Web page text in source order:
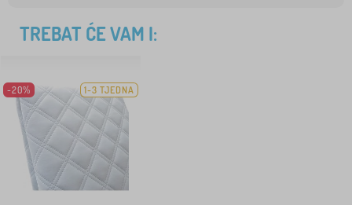
TREBAT ĆE VAM I:
-20% 1-3 TJEDNA